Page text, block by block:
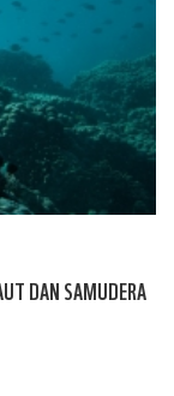
DAN SAMUDERA